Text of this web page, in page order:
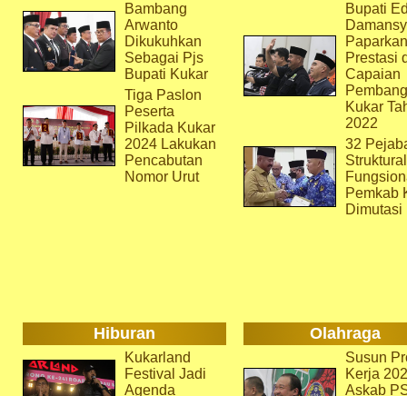
Bambang
Arwanto
Dikukuhkan
Sebagai Pjs
Bupati Kukar
Tiga Paslon
Peserta
Pilkada Kukar
2024 Lakukan
Pencabutan
Nomor Urut
Bupati
Paparkan
Prestasi
Capaian
Kukar
2022
32
Pemkab
Dimutasi
Hiburan Olahraga
Kukarland
Festival Jadi
Agenda
Susun
Kerja
Askab